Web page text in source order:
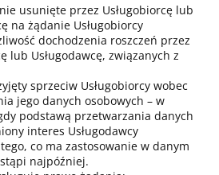
usunięte przez Usługobiorcę lub
na żądanie Usługobiorcy
dochodzenia roszczeń przez
lub Usługodawcę, związanych z
sprzeciw Usługobiorcy wobec
jego danych osobowych – w
podstawą przetwarzania danych
interes Usługodawcy
co ma zastosowanie w danym
najpóźniej.